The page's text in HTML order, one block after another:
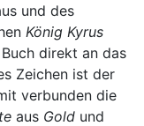
und des
König Kyrus
direkt an das
Zeichen ist der
verbunden die
aus Gold und